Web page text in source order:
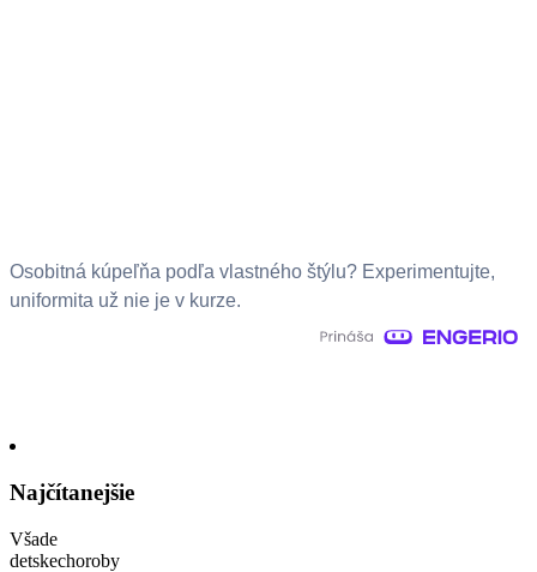
Osobitná kúpeľňa podľa vlastného štýlu? Experimentujte,
uniformita už nie je v kurze.
Najčítanejšie
Všade
detskechoroby